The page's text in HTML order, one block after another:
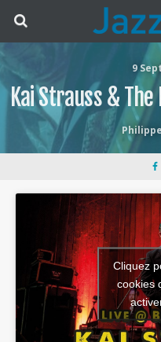
9
Kai Strauss &
Cliquez
cookies